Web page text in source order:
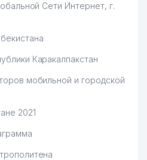
№ 47 297 м
ООО 298 м
ООО 301 м
Сети Интернет, г.
Каракалпакстан
мобильной и городской
2021